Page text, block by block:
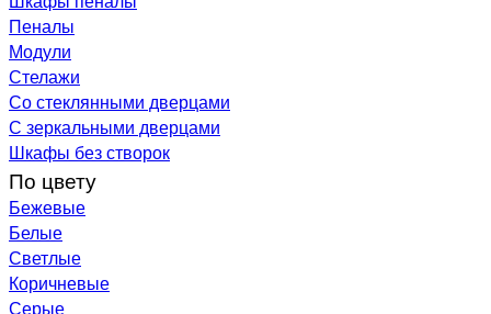
Пеналы
Модули
Стелажи
Со стеклянными дверцами
С зеркальными дверцами
Шкафы без створок
По цвету
Бежевые
Белые
Светлые
Коричневые
Серые